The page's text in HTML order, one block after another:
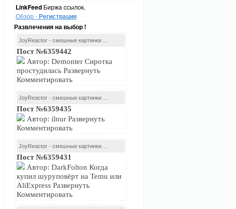
LinkFeed Биржа ссылок.
Обзор -Регистрация
Развлечения на выбор !
JoyReactor - смешные картинки ...
Пост №6359442
Автор: Demonter Сиротка
простудилась Развернуть
Комментировать
JoyReactor - смешные картинки ...
Пост №6359435
Автор: ilnur Развернуть
Комментировать
JoyReactor - смешные картинки ...
Пост №6359431
Автор: DarkFolton Когда
купил шуруповёрт на Temu или
AliExpress Развернуть
Комментировать